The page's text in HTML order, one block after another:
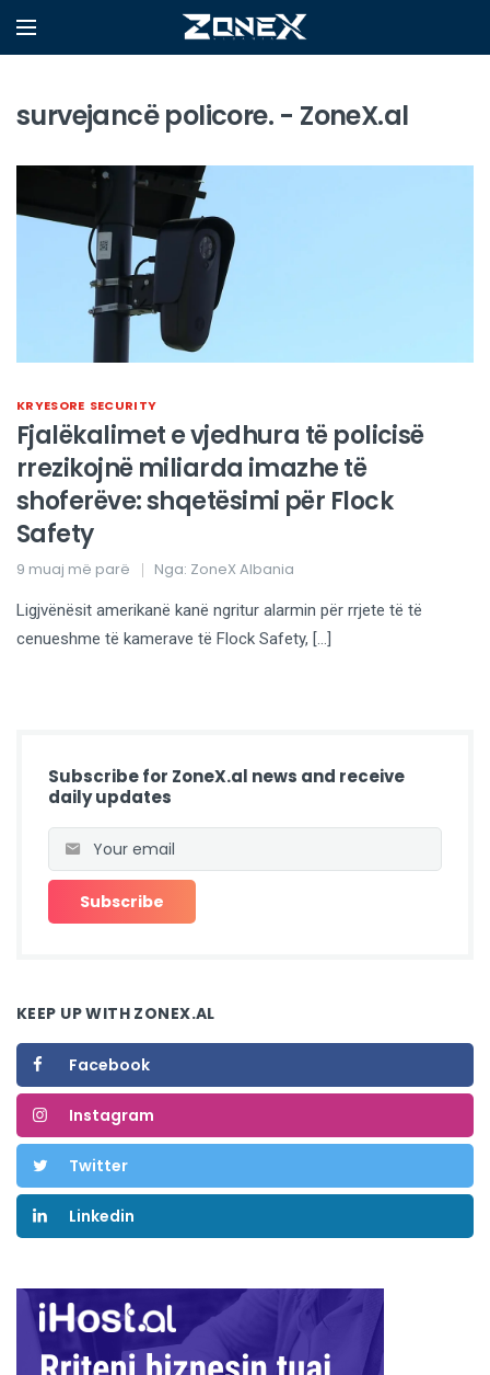
survejancë policore. - ZoneX.al
KRYESORE SECURITY
Fjalëkalimet e vjedhura të policisë
rrezikojnë miliarda imazhe të
shoferëve: shqetësimi për Flock
Safety
9 muaj më parë Nga: ZoneX Albania
Ligjvënësit amerikanë kanë ngritur alarmin për rrjete të të
cenueshme të kamerave të Flock Safety, […]
Subscribe for ZoneX.al news and receive
daily updates
KEEP UP WITH ZONEX.AL
Facebook
Instagram
Twitter
Linkedin